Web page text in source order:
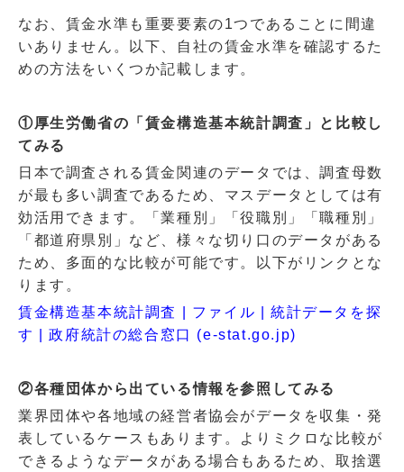
なお、賃金水準も重要要素の1つであることに間違
いありません。以下、自社の賃金水準を確認するた
めの方法をいくつか記載します。
①厚生労働省の「賃金構造基本統計調査」と比較し
てみる
日本で調査される賃金関連のデータでは、調査母数
が最も多い調査であるため、マスデータとしては有
効活用できます。「業種別」「役職別」「職種別」
「都道府県別」など、様々な切り口のデータがある
ため、多面的な比較が可能です。以下がリンクとな
ります。
賃金構造基本統計調査 | ファイル | 統計データを探
す | 政府統計の総合窓口 (e-stat.go.jp)
②各種団体から出ている情報を参照してみる
業界団体や各地域の経営者協会がデータを収集・発
表しているケースもあります。よりミクロな比較が
できるようなデータがある場合もあるため、取捨選